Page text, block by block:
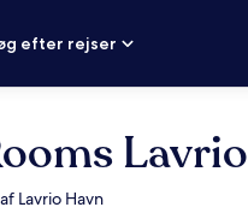
efter rejser
Lavrio
Lavrio Havn